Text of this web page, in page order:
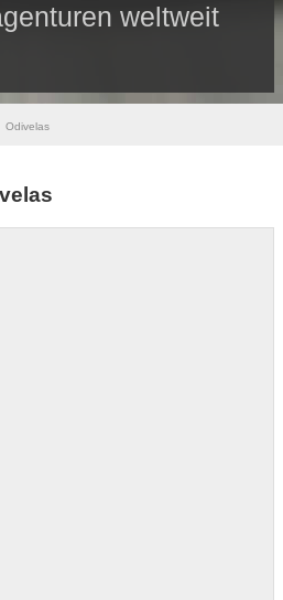
weltweit
Odivelas